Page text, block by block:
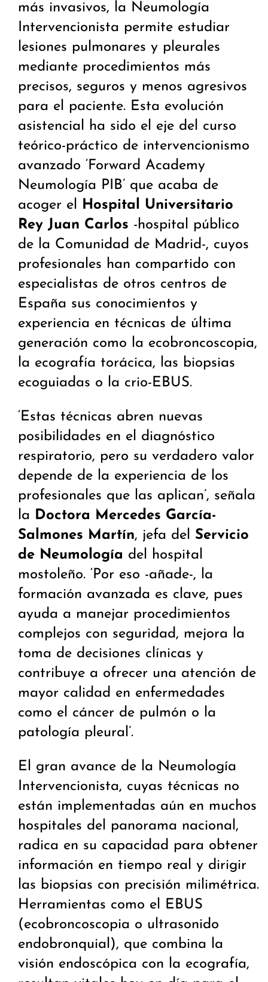
más invasivos, la Neumología
Intervencionista permite estudiar
lesiones pulmonares y pleurales
mediante procedimientos más
precisos, seguros y menos agresivos
para el paciente. Esta evolución
asistencial ha sido el eje del curso
teórico-práctico de intervencionismo
avanzado ‘Forward Academy
Neumología PIB’ que acaba de
acoger el Hospital Universitario
Rey Juan Carlos -hospital público
de la Comunidad de Madrid-, cuyos
profesionales han compartido con
especialistas de otros centros de
España sus conocimientos y
experiencia en técnicas de última
generación como la ecobroncoscopia,
la ecografía torácica, las biopsias
ecoguiadas o la crio-EBUS.
‘Estas técnicas abren nuevas
posibilidades en el diagnóstico
respiratorio, pero su verdadero valor
depende de la experiencia de los
profesionales que las aplican’, señala
la Doctora Mercedes García-
Salmones Martín, jefa del Servicio
de Neumología del hospital
mostoleño. ‘Por eso -añade-, la
formación avanzada es clave, pues
ayuda a manejar procedimientos
complejos con seguridad, mejora la
toma de decisiones clínicas y
contribuye a ofrecer una atención de
mayor calidad en enfermedades
como el cáncer de pulmón o la
patología pleural’.
El gran avance de la Neumología
Intervencionista, cuyas técnicas no
están implementadas aún en muchos
hospitales del panorama nacional,
radica en su capacidad para obtener
información en tiempo real y dirigir
las biopsias con precisión milimétrica.
Herramientas como el EBUS
(ecobroncoscopia o ultrasonido
endobronquial), que combina la
visión endoscópica con la ecografía,